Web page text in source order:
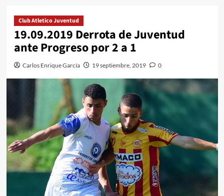
Club Atletico Juventud
19.09.2019 Derrota de Juventud
ante Progreso por 2 a 1
Carlos Enrique García 19 septiembre, 2019 0